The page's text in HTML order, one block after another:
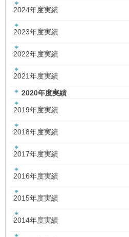
2024年度実績
2023年度実績
2022年度実績
2021年度実績
2020年度実績
2019年度実績
2018年度実績
2017年度実績
2016年度実績
2015年度実績
2014年度実績